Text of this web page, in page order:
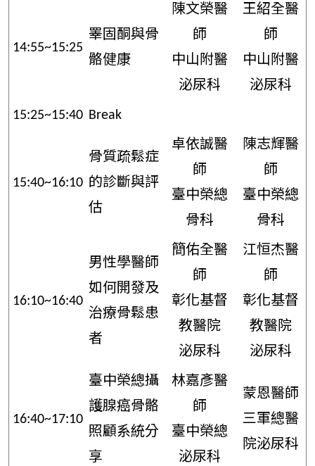
14:55~15:25
睪固酮與骨
骼健康
陳文榮醫
師
中山附醫
泌尿科
王紹全醫
師
中山附醫
泌尿科
15:25~15:40 Break
15:40~16:10
骨質疏鬆症
的診斷與評
估
卓依誠醫
師
臺中榮總
骨科
陳志輝醫
師
臺中榮總
骨科
16:10~16:40
男性學醫師
如何開發及
治療骨鬆患
者
簡佑全醫
師
彰化基督
教醫院
泌尿科
江恒杰醫
師
彰化基督
教醫院
泌尿科
16:40~17:10
臺中榮總攝
護腺癌骨骼
照顧系統分
享
林嘉彥醫
師
臺中榮總
泌尿科
蒙恩醫師
三軍總醫
院泌尿科